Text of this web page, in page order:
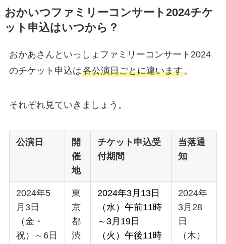
おかいつファミリーコンサート2024チケ
ット申込はいつから？
おかあさんといっしょファミリーコンサート2024
のチケット申込は各公演日ごとに違います。
それぞれ見ていきましょう。
公演日
開
催
地
チケット申込受
付期間
当落通
知
2024年5
月3日
（金・
祝）～6日
東
京
都
渋
2024年3月13日
（水）午前11時
～3月19日
（火）午後11時
2024年
3月28
日
（木）